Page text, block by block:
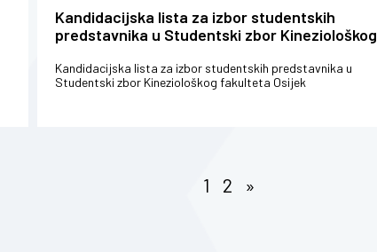
Kandidacijska lista za izbor studentskih
predstavnika u Studentski zbor Kineziološkog
Kandidacijska lista za izbor studentskih predstavnika u
Studentski zbor Kineziološkog fakulteta Osijek
1 2 »